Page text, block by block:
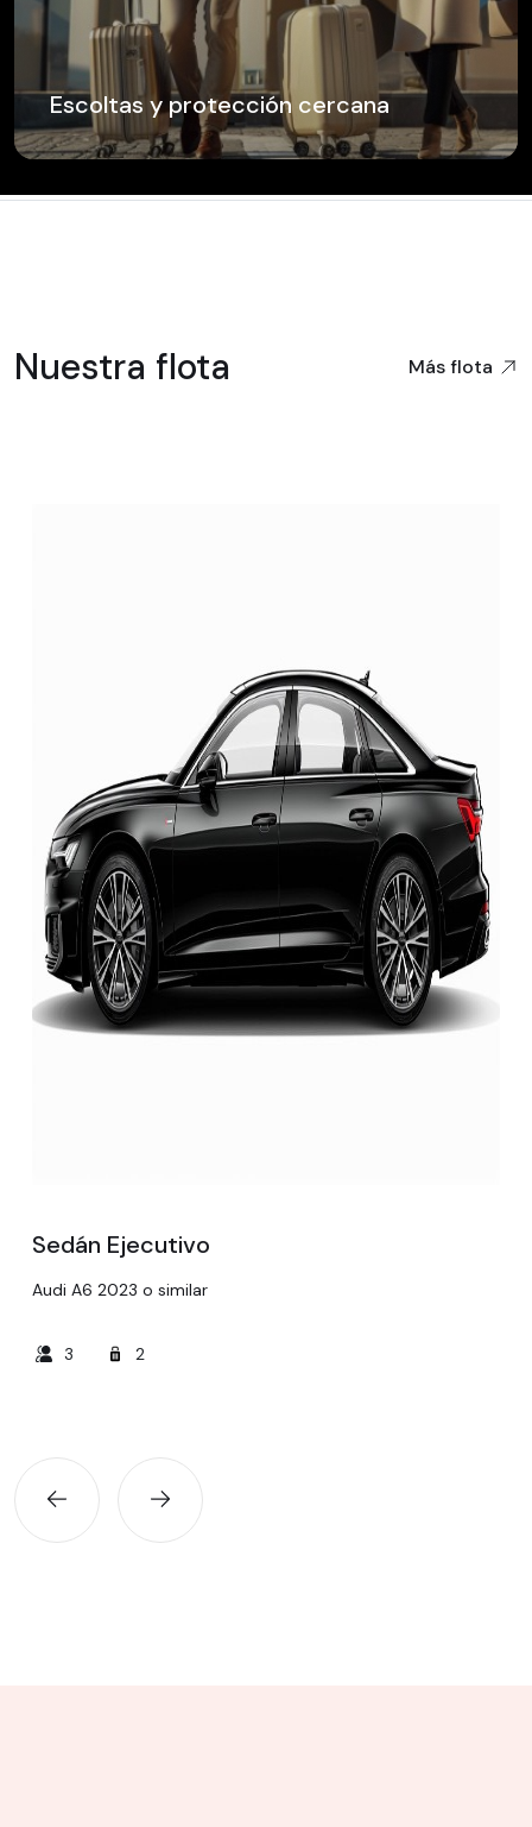
Escoltas y protección cercana
Nuestra flota Más flota
Sedán Ejecutivo
Audi A6 2023 o similar
3 2